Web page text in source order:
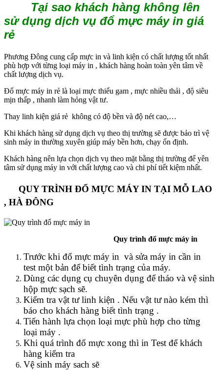
Tại sao khách hàng không lên
sử dụng dịch vụ đổ mực máy in giá
rẻ
Phương Đông cung cấp mực in và linh kiện có chất lượng tốt nhất
phù hợp với từng loại máy in , khách hàng hoàn toàn yên tâm về
chất lượng dịch vụ.
Đổ mực máy in rẻ là loại mực thiếu gam , mực nhiều thải , độ siêu
mịn thấp , nhanh làm hỏng vật tư.
Thay linh kiện giá rẻ không có độ bền và độ nét cao,…
Khi khách hàng sử dụng dịch vụ theo thị trường sẽ được bảo trì vệ
sinh máy in thường xuyên giúp máy bền hơn, chạy ổn định.
Khách hàng nên lựa chọn dịch vụ theo mặt bằng thị trường để yên
tâm sử dụng máy in với chất lượng cao và chi phí tiết kiệm nhất.
QUY TRÌNH ĐỔ MỰC MÁY IN TẠI MỖ LAO
, HÀ ĐÔNG
Quy trình đổ mực máy in
Trước khi đổ mực máy in và sửa máy in cần in
test một bản để biết tình trạng của máy.
Dùng các dụng cụ chuyên dụng để tháo và vệ sinh
hộp mực sạch sẽ.
Kiểm tra vật tư linh kiện . Nếu vật tư nào kém thì
báo cho khách hàng biết tình trạng .
Tiến hành lựa chọn loại mực phù hợp cho từng
loại máy .
Khi quá trình đổ mực xong thì in Test để khách
hàng kiểm tra
Vệ sinh máy sach sẽ